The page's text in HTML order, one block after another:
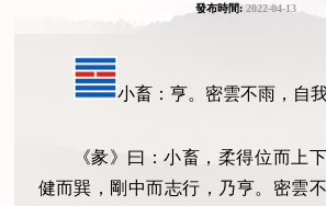
發布時間:2022-04-13
小畜：亨。密雲不雨，自我
《彖》曰：小畜，柔得位而上
健而巽，剛中而志行，乃亨。密雲